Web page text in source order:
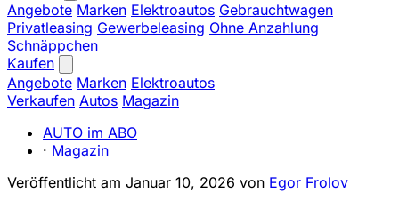
Angebote Marken Elektroautos Gebrauchtwagen
Privatleasing Gewerbeleasing Ohne Anzahlung
Schnäppchen
Kaufen
Angebote Marken Elektroautos
Verkaufen Autos Magazin
AUTO im ABO
· Magazin
Veröffentlicht am Januar 10, 2026 von Egor Frolov